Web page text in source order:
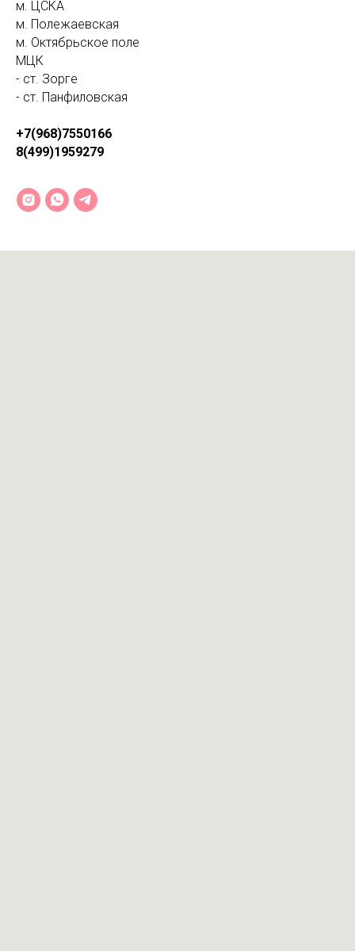
м. ЦСКА
м. Полежаевская
м. Октябрьское поле
МЦК
- ст. Зорге
- ст. Панфиловская
+7(968)7550166
8(499)1959279